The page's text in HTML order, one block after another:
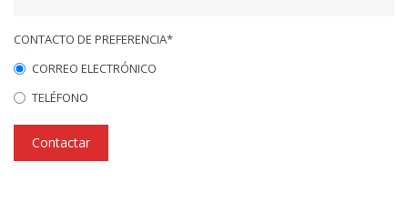
CONTACTO DE PREFERENCIA*
CORREO ELECTRÓNICO
TELÉFONO
Contactar